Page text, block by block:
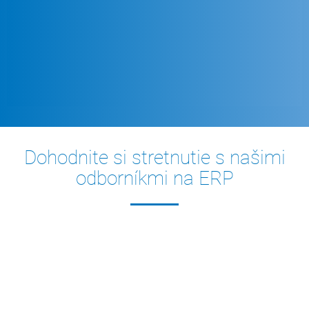
Dohodnite si stretnutie s našimi
odborníkmi na ERP